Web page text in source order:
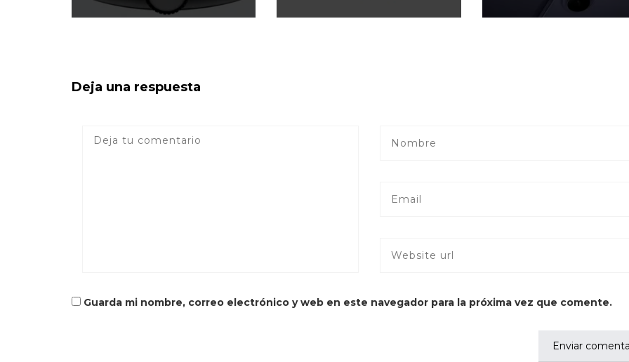
Deja una respuesta
Guarda mi nombre, correo electrónico y web en este navegador para la próxima vez que comente.